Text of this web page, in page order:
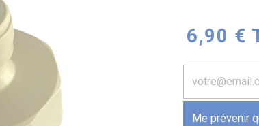
6,90 €
Me prévenir